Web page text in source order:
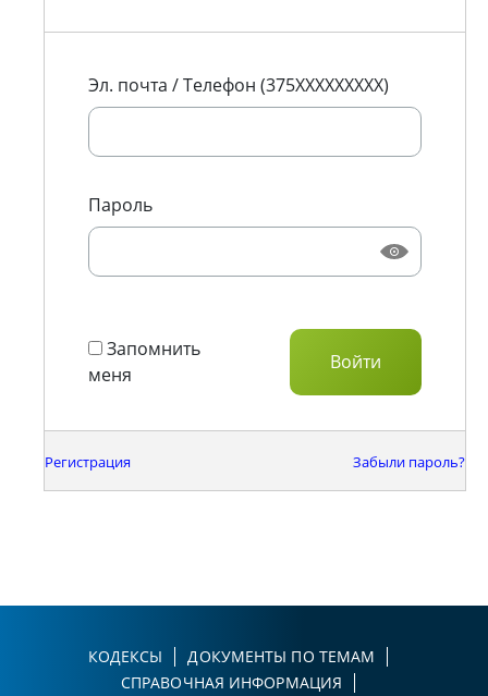
Эл. почта / Телефон (375XXXXXXXXX)
Пароль
Запомнить
меня
Регистрация Забыли пароль?
КОДЕКСЫ
ДОКУМЕНТЫ ПО ТЕМАМ
СПРАВОЧНАЯ ИНФОРМАЦИЯ